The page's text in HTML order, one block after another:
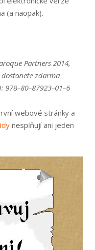
(a naopak).
Partners 2014,
zdarma
978–80–87923–01–6
webové stránky a
nesplňují ani jeden